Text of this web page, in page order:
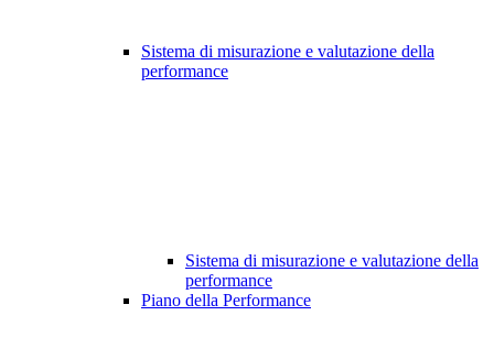
Sistema di misurazione e valutazione della
performance
Sistema di misurazione e valutazione della
performance
Piano della Performance